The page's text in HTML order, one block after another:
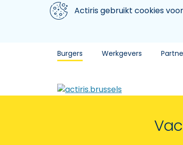
Aller au contenu principal
We gebruiken cookiesActiris gebruikt cookies
Burgers Werkgevers